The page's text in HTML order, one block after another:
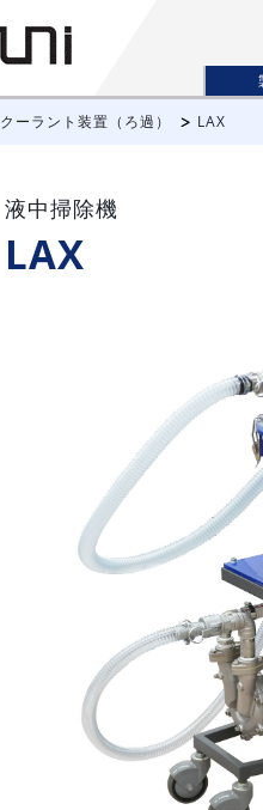
クーラント装置（ろ過） LAX
液中掃除機
LAX